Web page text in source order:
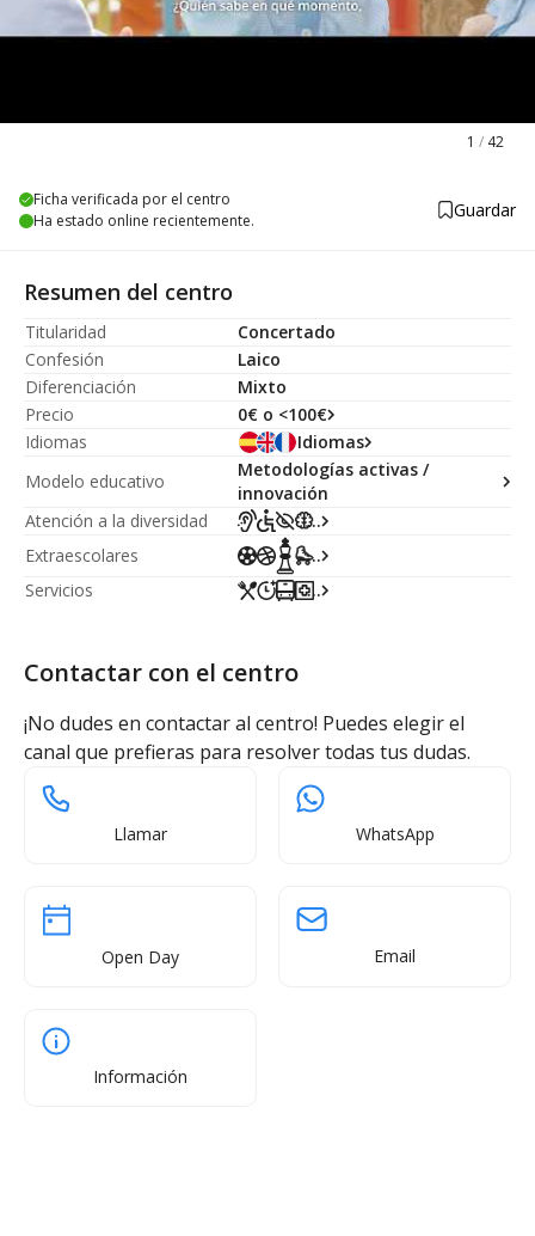
1 / 42
Ficha verificada por el centro
Ha estado online recientemente.
Guardar
Resumen del centro
Titularidad
Concertado
Confesión
Laico
Diferenciación
Mixto
Precio
0€ o <100€
Idiomas
Idiomas
Modelo educativo
Metodologías activas /
innovación
Atención a la diversidad
...
Extraescolares
...
Servicios
...
Contactar con el centro
¡No dudes en contactar al centro! Puedes elegir el
canal que prefieras para resolver todas tus dudas.
Llamar WhatsApp
Open Day Email
Información